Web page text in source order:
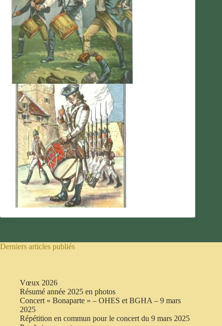
Derniers articles publiés
Vœux 2026
Résumé année 2025 en photos
Concert « Bonaparte » – OHES et BGHA – 9 mars
2025
Répétition en commun pour le concert du 9 mars 2025